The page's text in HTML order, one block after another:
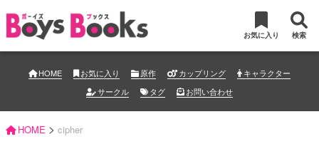
お気に入り 検索
HOME お気に入り 原作 カップリング
キャラクター
サークル
タグ お問い合わせ
HOME > cipher